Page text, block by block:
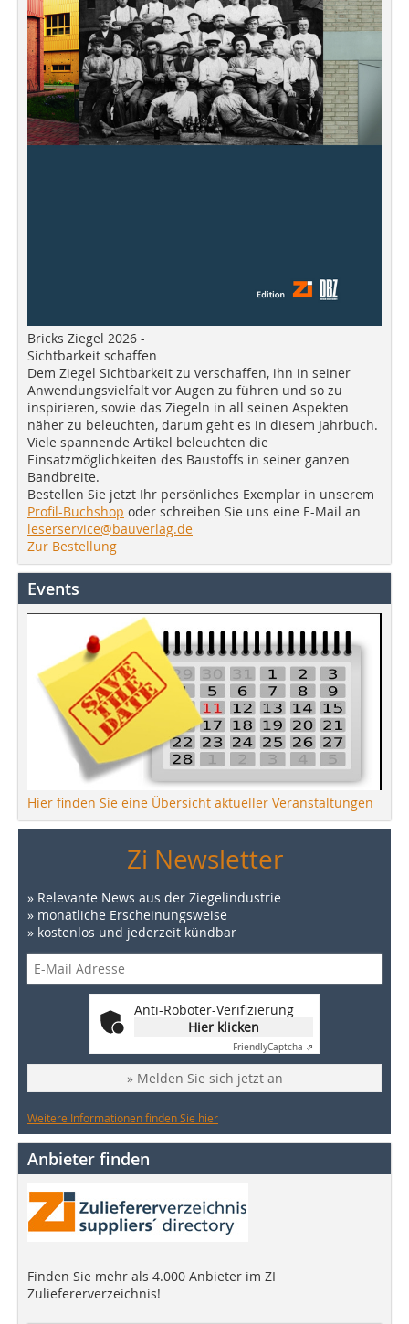
Bricks Ziegel 2026 -
Sichtbarkeit schaffen
Dem Ziegel Sichtbarkeit zu verschaffen, ihn in seiner
Anwendungsvielfalt vor Augen zu führen und so zu
inspirieren, sowie das Ziegeln in all seinen Aspekten
näher zu beleuchten, darum geht es in diesem Jahrbuch.
Viele spannende Artikel beleuchten die
Einsatzmöglichkeiten des Baustoffs in seiner ganzen
Bandbreite.
Bestellen Sie jetzt Ihr persönliches Exemplar in unserem
Profil-Buchshop oder schreiben Sie uns eine E-Mail an
leserservice@bauverlag.de
Zur Bestellung
Events
Hier finden Sie eine Übersicht aktueller Veranstaltungen
Zi Newsletter
» Relevante News aus der Ziegelindustrie
» monatliche Erscheinungsweise
» kostenlos und jederzeit kündbar
Anti-Roboter-Verifizierung
Hier klicken
FriendlyCaptcha ⇗
» Melden Sie sich jetzt an
Weitere Informationen finden Sie hier
Anbieter finden
Finden Sie mehr als 4.000 Anbieter im ZI
Zuliefererverzeichnis!